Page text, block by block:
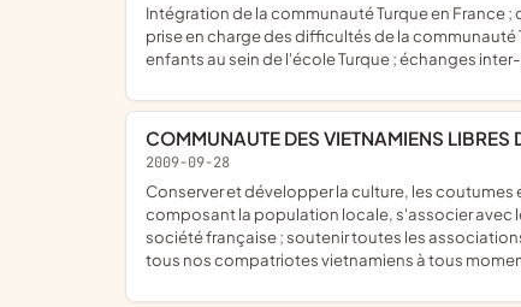
intégration de la communauté Turque en France ; organisation d'activités culturelles, kermesses, spectacles, sorties, activités sportives, concerts ; promouvoir la culture Turque ;
prise en charge des difficultés de la
enfants au sein de l'école Turque ; échanges
COMMUNAUTE DES VIETNAMIENS LIBRES
2009-09-28
conserver et développer la culture, les coutumes et les traditions vietnamiennes, afin de les transmettre aux générations futures ; s'entraider, s'intégrer aux autres communautés
composant la population locale, s'associer avec
société française ; soutenir toutes les
tous nos compatriotes vietnamiens à tous